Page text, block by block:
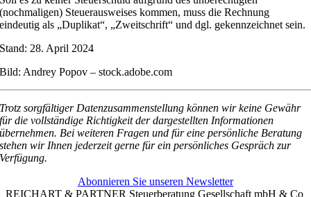
(nochmaligen) Steuerausweises kommen, muss die Rechnung
eindeutig als „Duplikat“, „Zweitschrift“ und dgl. gekennzeichnet sein.
Stand: 28. April 2024
Bild: Andrey Popov – stock.adobe.com
Trotz sorgfältiger Datenzusammenstellung können wir keine Gewähr
für die vollständige Richtigkeit der dargestellten Informationen
übernehmen. Bei weiteren Fragen und für eine persönliche Beratung
stehen wir Ihnen jederzeit gerne für ein persönliches Gespräch zur
Verfügung.
Abonnieren Sie unseren Newsletter
REICHART & PARTNER Steuerberatung Gesellschaft mbH & Co